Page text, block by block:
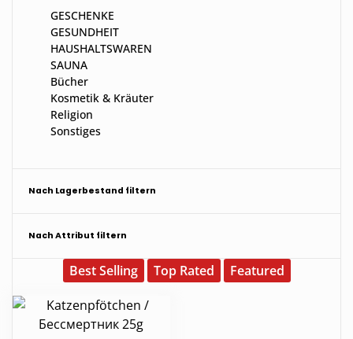
GESCHENKE
GESUNDHEIT
HAUSHALTSWAREN
SAUNA
Bücher
Kosmetik & Kräuter
Religion
Sonstiges
Nach Lagerbestand filtern
Nach Attribut filtern
Best Selling Top Rated Featured